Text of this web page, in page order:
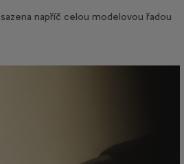
napříč celou modelovou řadou